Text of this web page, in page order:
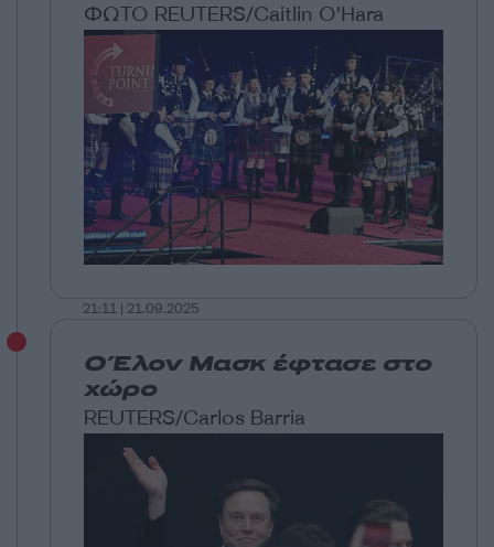
ΦΩΤΟ REUTERS/Caitlin O'Hara
21:11 | 21.09.2025
Ο Έλον Μασκ έφτασε στο
χώρο
REUTERS/Carlos Barria